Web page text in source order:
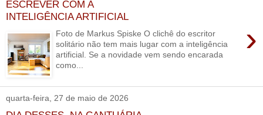
ESCREVER COM A
INTELIGÊNCIA ARTIFICIAL
›
Foto de Markus Spiske O clichê do escritor
solitário não tem mais lugar com a inteligência
artificial. Se a novidade vem sendo encarada
como...
quarta-feira, 27 de maio de 2026